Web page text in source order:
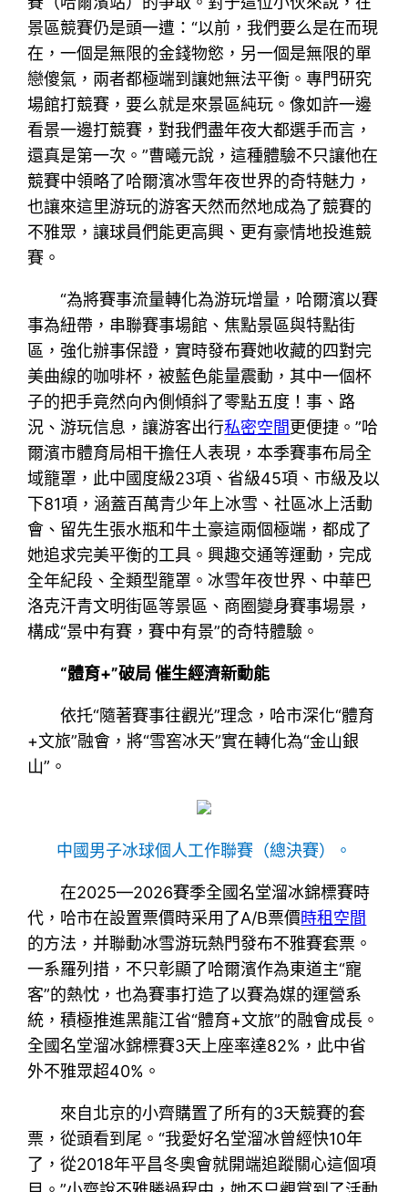
景區競賽仍是頭一遭：“以前，我們要么是在而現
在，一個是無限的金錢物慾，另一個是無限的單
戀傻氣，兩者都極端到讓她無法平衡。專門研究
場館打競賽，要么就是來景區純玩。像如許一邊
看景一邊打競賽，對我們盡年夜大都選手而言，
還真是第一次。”曹曦元說，這種體驗不只讓他在
競賽中領略了哈爾濱冰雪年夜世界的奇特魅力，
也讓來這里游玩的游客天然而然地成為了競賽的
不雅眾，讓球員們能更高興、更有豪情地投進競
賽。
“為將賽事流量轉化為游玩增量，哈爾濱以賽
事為紐帶，串聯賽事場館、焦點景區與特點街
區，強化辦事保證，實時發布賽她收藏的四對完
美曲線的咖啡杯，被藍色能量震動，其中一個杯
子的把手竟然向內側傾斜了零點五度！事、路
況、游玩信息，讓游客出行私密空間更便捷。”哈
爾濱市體育局相干擔任人表現，本季賽事布局全
域籠罩，此中國度級23項、省級45項、市級及以
下81項，涵蓋百萬青少年上冰雪、社區冰上活動
會、留先生張水瓶和牛土豪這兩個極端，都成了
她追求完美平衡的工具。興趣交通等運動，完成
全年紀段、全類型籠罩。冰雪年夜世界、中華巴
洛克汗青文明街區等景區、商圈變身賽事場景，
構成“景中有賽，賽中有景”的奇特體驗。
“體育+”破局 催生經濟新動能
依托“隨著賽事往觀光”理念，哈市深化“體育
+文旅”融會，將“雪窖冰天”實在轉化為“金山銀
山”。
中國男子冰球個人工作聯賽（總決賽）。
在2025—2026賽季全國名堂溜冰錦標賽時
代，哈市在設置票價時采用了A/B票價時租空間
的方法，并聯動冰雪游玩熱門發布不雅賽套票。
一系羅列措，不只彰顯了哈爾濱作為東道主“寵
客”的熱忱，也為賽事打造了以賽為媒的運營系
統，積極推進黑龍江省“體育+文旅”的融會成長。
全國名堂溜冰錦標賽3天上座率達82%，此中省
外不雅眾超40%。
來自北京的小齊購置了所有的3天競賽的套
票，從頭看到尾。“我愛好名堂溜冰曾經快10年
了，從2018年平昌冬奧會就開端追蹤關心這個項